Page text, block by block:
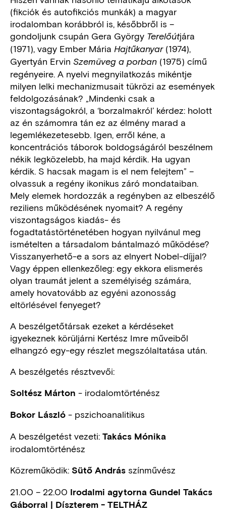
(fikciók és autofikciós munkák) a magyar
irodalomban korábbról is, későbbről is –
gondoljunk csupán Gera György Terelőútjára
(1971), vagy Ember Mária Hajtűkanyar(1974),
Gyertyán Ervin Szemüveg a porban (1975) című
regényeire. A nyelvi megnyilatkozás mikéntje
milyen lelki mechanizmusait tükrözi az események
feldolgozásának? „Mindenki csak a
viszontagságokról, a ‘borzalmakról’ kérdez: holott
az én számomra tán ez az élmény marad a
legemlékezetesebb. Igen, erről kéne, a
koncentrációs táborok boldogságáról beszélnem
nékik legközelebb, ha majd kérdik. Ha ugyan
kérdik. S hacsak magam is el nem felejtem” –
olvassuk a regény ikonikus záró mondataiban.
Mely elemek hordozzák a regényben az elbeszélő
reziliens működésének nyomait? A regény
viszontagságos kiadás- és
fogadtatástörténetében hogyan nyilvánul meg
ismételten a társadalom bántalmazó működése?
Visszanyerhető-e a sors az elnyert Nobel-díjjal?
Vagy éppen ellenkezőleg: egy ekkora elismerés
olyan traumát jelent a személyiség számára,
amely hovatovább az egyéni azonosság
eltörlésével fenyeget?
A beszélgetőtársak ezeket a kérdéseket
igyekeznek körüljárni Kertész Imre műveiből
elhangzó egy-egy részlet megszólaltatása után.
A beszélgetés résztvevői:
Soltész Márton - irodalomtörténész
Bokor László - pszichoanalitikus
A beszélgetést vezeti: Takács Mónika
irodalomtörténész
Közreműködik: Sütő András színművész
21.00 – 22.00 Irodalmi agytorna Gundel Takács
Gáborral | Díszterem - TELTHÁZ